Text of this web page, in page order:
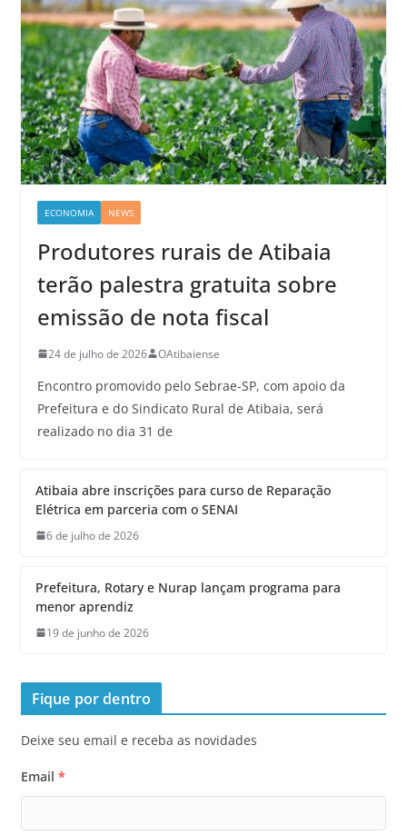
ECONOMIA NEWS
Produtores rurais de Atibaia
terão palestra gratuita sobre
emissão de nota fiscal
24 de julho de 2026 OAtibaiense
Encontro promovido pelo Sebrae-SP, com apoio da
Prefeitura e do Sindicato Rural de Atibaia, será
realizado no dia 31 de
Atibaia abre inscrições para curso de Reparação
Elétrica em parceria com o SENAI
6 de julho de 2026
Prefeitura, Rotary e Nurap lançam programa para
menor aprendiz
19 de junho de 2026
Fique por dentro
Deixe seu email e receba as novidades
Email *